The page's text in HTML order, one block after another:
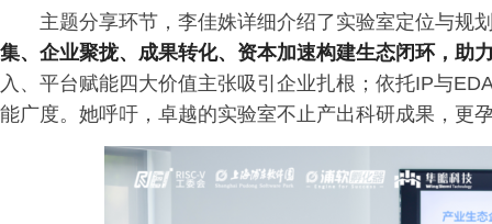
主题分享环节，李佳姝详细介绍了实验室定位与规
集、企业聚拢、成果转化、资本加速构建生态闭环，助
入、平台赋能四大价值主张吸引企业扎根；依托IP与
能广度。她呼吁，卓越的实验室不止产出科研成果，更